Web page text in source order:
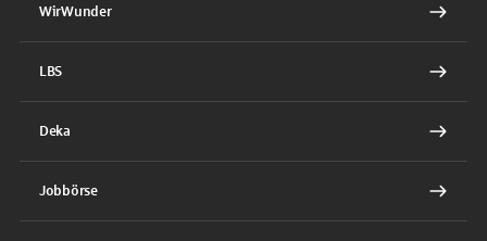
WirWunder
LBS
Deka
Jobbörse